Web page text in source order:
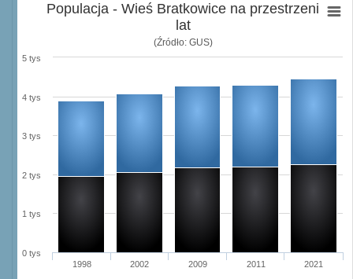
Populacja - Wieś Bratkowice na przestrzeni
lat
(Źródło: GUS)
1998 2002 2009 2011 2021
0 tys
1 tys
2 tys
3 tys
4 tys
5 tys